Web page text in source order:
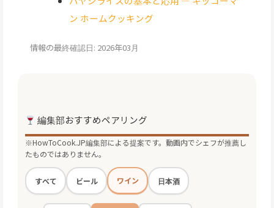
ン ホームクッキング
情報の最終確認日: 2026年03月
編集部おすすめペアリング
※HowToCook.JP編集部による提案です。動画内でシェフが推薦し
たものではありません。
すべて ビール ワイン 日本酒